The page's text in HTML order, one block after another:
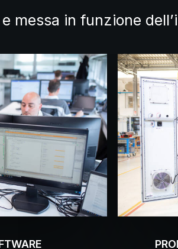
messa in funzione